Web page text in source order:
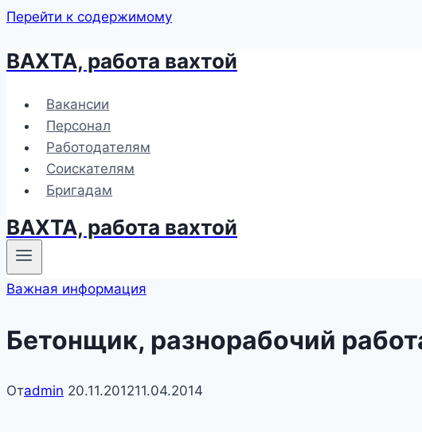
Перейти к содержимому
ВАХТА, работа вахтой
Вакансии
Персонал
Работодателям
Соискателям
Бригадам
ВАХТА, работа вахтой
Важная информация
Бетонщик, разнорабочий
Отadmin 20.11.201211.04.2014